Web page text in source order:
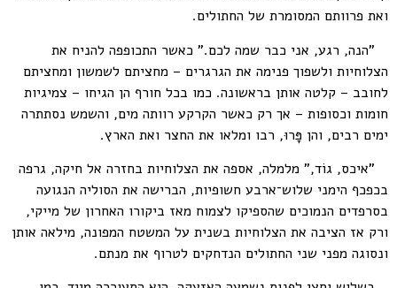
ואת פרוותם המסומרת של החתולים.
"הנה, רגע, אני כבר שמה לכם." כאשר התכופפה להניח את
הצלוחיות ולשפוך פנימה את הגרגרים – מחציתם לשמשון ומחציתם
לחובב – קלטה אותן בראשונה. כמו בכל חורף הן הגיחו – צמיגיות
חומות וכסופות – אך רק כאשר הקרקע רוותה מים, והשמש נסתתרה
ימים רבים, והן פָּרוּ, רבו ומלאו את החצר ואת הארץ.
"איכס, גוֹד," מלמלה, אספה את הצלוחיות בחזרה אל חיקה, גרפה
בכפכף הימני שלוש־ארבע חשופיות, הברישה את הסוליה הנגועה
בסרפדים הנמוכים שהספיקו לצמוח מאז ביקורו האחרון של מייקי,
ורק אז הציבה את הצלוחיות בשנית על המשטח המפונה, מילאה אותן
ונסוגה מפני שני החתולים הנדחקים לטרוף את מנתם.